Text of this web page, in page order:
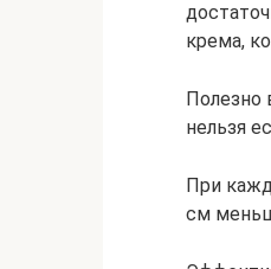
крема,
Полезно
нельзя
При
см